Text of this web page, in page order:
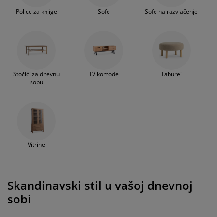
Police za knjige Sofe Sofe na razvlačenje
Stočići za dnevnu
sobu
TV komode Taburei
Vitrine
Skandinavski stil u vašoj dnevnoj
sobi